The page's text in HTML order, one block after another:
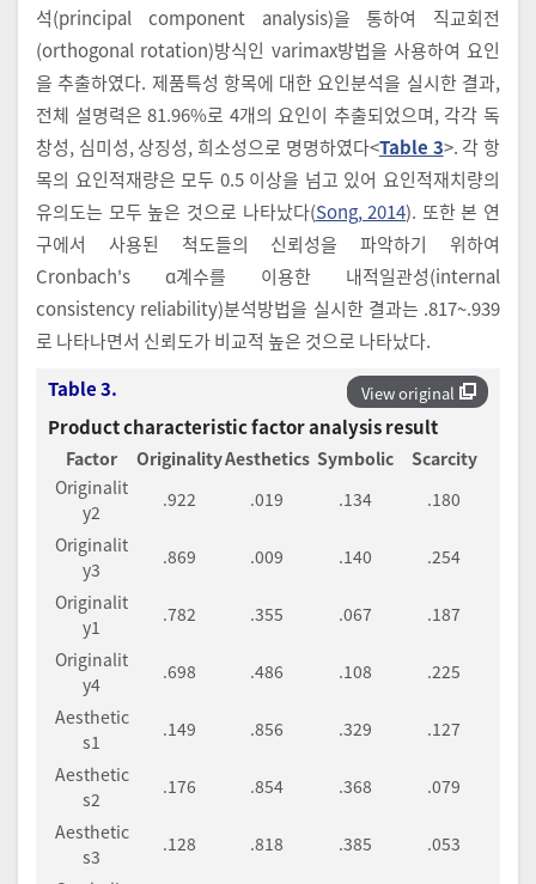
석(principal component analysis)을 통하여 직교회전
(orthogonal rotation)방식인 varimax방법을 사용하여 요인
을 추출하였다. 제품특성 항목에 대한 요인분석을 실시한 결과,
전체 설명력은 81.96%로 4개의 요인이 추출되었으며, 각각 독
창성, 심미성, 상징성, 희소성으로 명명하였다<Table 3>. 각 항
목의 요인적재량은 모두 0.5 이상을 넘고 있어 요인적재치량의
유의도는 모두 높은 것으로 나타났다(Song, 2014). 또한 본 연
구에서 사용된 척도들의 신뢰성을 파악하기 위하여
Cronbach's ɑ계수를 이용한 내적일관성(internal
consistency reliability)분석방법을 실시한 결과는 .817~.939
로 나타나면서 신뢰도가 비교적 높은 것으로 나타났다.
View original
Table 3.
Product characteristic factor analysis result
Factor OriginalityAesthetics Symbolic
Scarcity
Originalit
y2
.922 .019 .134
.180
Originalit
y3
.869 .009 .140
.254
Originalit
y1
.782 .355 .067
.187
Originalit
y4
.698 .486 .108
.225
Aesthetic
s1
.149 .856 .329
.127
Aesthetic
s2
.176 .854 .368
.079
Aesthetic
s3
.128 .818 .385
.053